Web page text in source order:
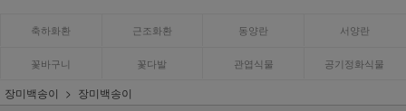
축하화환 근조화환 동양란 서양란
꽃바구니 꽃다발 관엽식물 공기정화식물
장미백송이 장미백송이